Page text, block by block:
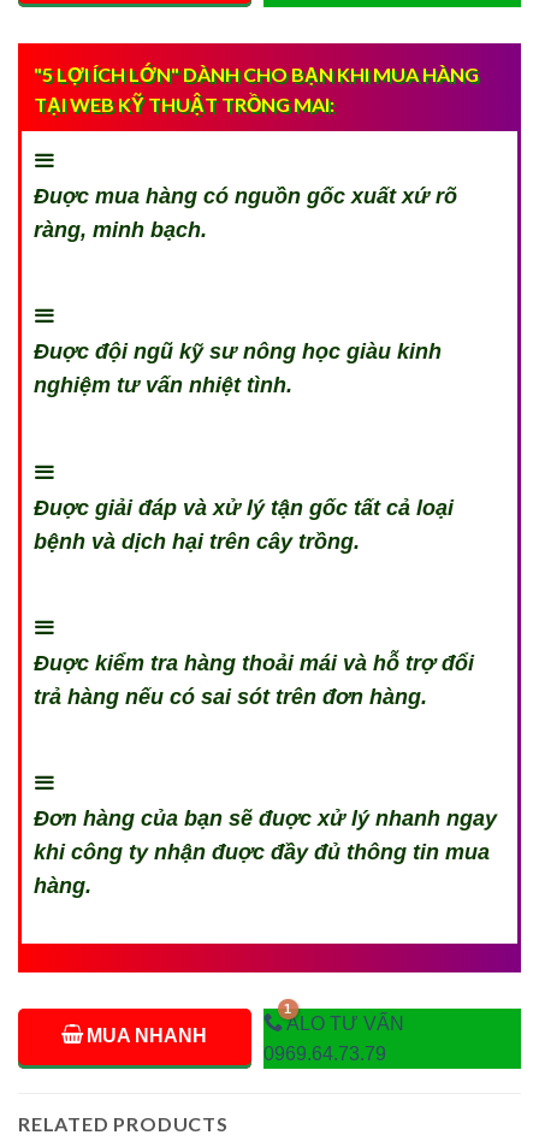
"5 LỢI ÍCH LỚN" DÀNH CHO BẠN KHI MUA HÀNG
TẠI WEB KỸ THUẬT TRỒNG MAI:
Đuợc mua hàng có nguồn gốc xuất xứ rõ
ràng, minh bạch.
Đuợc đội ngũ kỹ sư nông học giàu kinh
nghiệm tư vấn nhiệt tình.
Đuợc giải đáp và xử lý tận gốc tất cả loại
bệnh và dịch hại trên cây trồng.
Đuợc kiểm tra hàng thoải mái và hỗ trợ đổi
trả hàng nếu có sai sót trên đơn hàng.
Đơn hàng của bạn sẽ đuợc xử lý nhanh ngay
khi công ty nhận đuợc đầy đủ thông tin mua
hàng.
MUA NHANH
ALO TƯ VẤN
0969.64.73.79
RELATED PRODUCTS